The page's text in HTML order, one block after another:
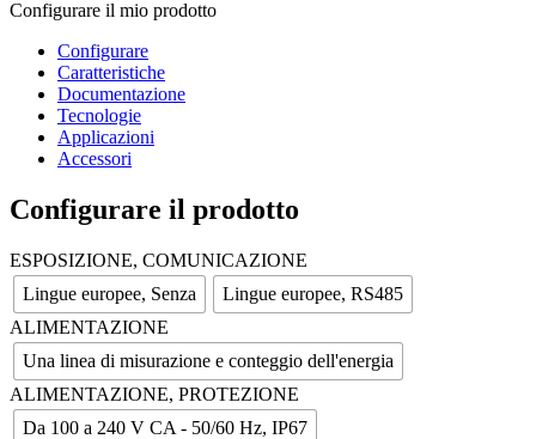
Configurare il mio prodotto
Configurare
Caratteristiche
Documentazione
Tecnologie
Applicazioni
Accessori
Configurare il prodotto
ESPOSIZIONE, COMUNICAZIONE
Lingue europee, Senza
Lingue europee, RS485
ALIMENTAZIONE
Una linea di misurazione e conteggio dell'energia
ALIMENTAZIONE, PROTEZIONE
Da 100 a 240 V CA - 50/60 Hz, IP67